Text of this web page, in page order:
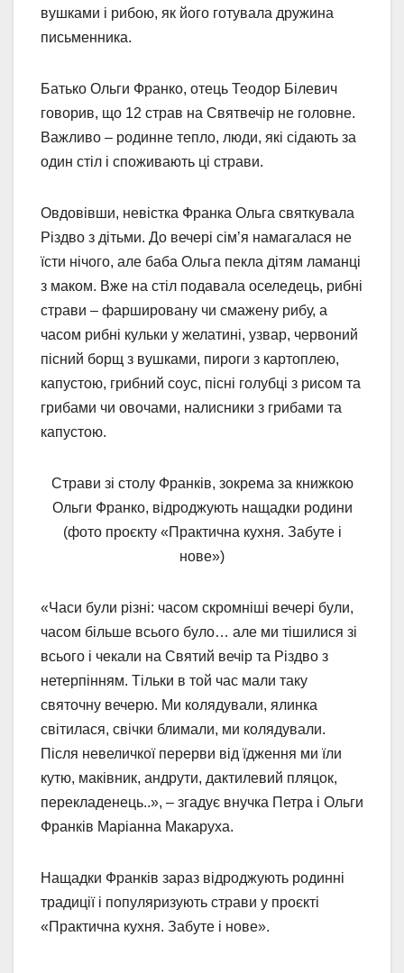
вушками і рибою, як його готувала дружина
письменника.
Батько Ольги Франко, отець Теодор Білевич
говорив, що 12 страв на Святвечір не головне.
Важливо – родинне тепло, люди, які сідають за
один стіл і споживають ці страви.
Овдовівши, невістка Франка Ольга святкувала
Різдво з дітьми. До вечері сімʼя намагалася не
їсти нічого, але баба Ольга пекла дітям ламанці
з маком. Вже на стіл подавала оселедець, рибні
страви – фаршировану чи смажену рибу, а
часом рибні кульки у желатині, узвар, червоний
пісний борщ з вушками, пироги з картоплею,
капустою, грибний соус, пісні голубці з рисом та
грибами чи овочами, налисники з грибами та
капустою.
Страви зі столу Франків, зокрема за книжкою
Ольги Франко, відроджують нащадки родини
(фото проєкту «Практична кухня. Забуте і
нове»)
«Часи були різні: часом скромніші вечері були,
часом більше всього було… але ми тішилися зі
всього і чекали на Святий вечір та Різдво з
нетерпінням. Тільки в той час мали таку
святочну вечерю. Ми колядували, ялинка
світилася, свічки блимали, ми колядували.
Після невеличкої перерви від їдження ми їли
кутю, маківник, андрути, дактилевий пляцок,
перекладенець..», – згадує внучка Петра і Ольги
Франків Маріанна Макаруха.
Нащадки Франків зараз відроджують родинні
традиції і популяризують страви у проєкті
«Практична кухня. Забуте і нове».